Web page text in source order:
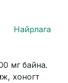
Найрлага
мг байна.
хоногт